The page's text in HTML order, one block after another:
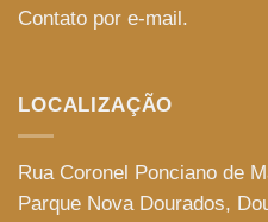
Contato por e-mail.
LOCALIZAÇÃO
Rua Coronel Ponciano de
Parque Nova Dourados,